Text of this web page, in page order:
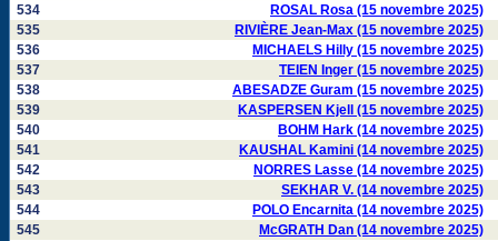
534
ROSAL Rosa (15 novembre 2025)
535
RIVIÈRE Jean-Max (15 novembre 2025)
536
MICHAELS Hilly (15 novembre 2025)
537
TEIEN Inger (15 novembre 2025)
538
ABESADZE Guram (15 novembre 2025)
539
KASPERSEN Kjell (15 novembre 2025)
540
BOHM Hark (14 novembre 2025)
541
KAUSHAL Kamini (14 novembre 2025)
542
NORRES Lasse (14 novembre 2025)
543
SEKHAR V. (14 novembre 2025)
544
POLO Encarnita (14 novembre 2025)
545
McGRATH Dan (14 novembre 2025)